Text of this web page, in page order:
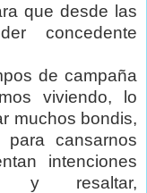
que desde las
concedente
de campaña
viviendo, lo
muchos bondis,
cansarnos
intenciones
y resaltar,